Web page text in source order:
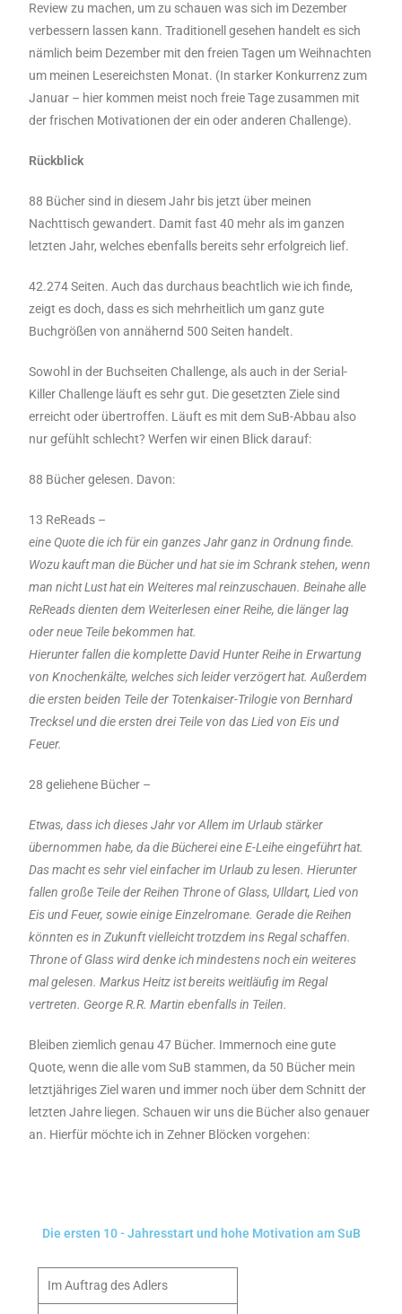
Review zu machen, um zu schauen was sich im Dezember
verbessern lassen kann. Traditionell gesehen handelt es sich
nämlich beim Dezember mit den freien Tagen um Weihnachten
um meinen Lesereichsten Monat. (In starker Konkurrenz zum
Januar – hier kommen meist noch freie Tage zusammen mit
der frischen Motivationen der ein oder anderen Challenge).
Rückblick
88 Bücher sind in diesem Jahr bis jetzt über meinen
Nachttisch gewandert. Damit fast 40 mehr als im ganzen
letzten Jahr, welches ebenfalls bereits sehr erfolgreich lief.
42.274 Seiten. Auch das durchaus beachtlich wie ich finde,
zeigt es doch, dass es sich mehrheitlich um ganz gute
Buchgrößen von annähernd 500 Seiten handelt.
Sowohl in der Buchseiten Challenge, als auch in der Serial-
Killer Challenge läuft es sehr gut. Die gesetzten Ziele sind
erreicht oder übertroffen. Läuft es mit dem SuB-Abbau also
nur gefühlt schlecht? Werfen wir einen Blick darauf:
88 Bücher gelesen. Davon:
13 ReReads –
eine Quote die ich für ein ganzes Jahr ganz in Ordnung finde.
Wozu kauft man die Bücher und hat sie im Schrank stehen, wenn
man nicht Lust hat ein Weiteres mal reinzuschauen. Beinahe alle
ReReads dienten dem Weiterlesen einer Reihe, die länger lag
oder neue Teile bekommen hat.
Hierunter fallen die komplette David Hunter Reihe in Erwartung
von Knochenkälte, welches sich leider verzögert hat. Außerdem
die ersten beiden Teile der Totenkaiser-Trilogie von Bernhard
Trecksel und die ersten drei Teile von das Lied von Eis und
Feuer.
28 geliehene Bücher –
Etwas, dass ich dieses Jahr vor Allem im Urlaub stärker
übernommen habe, da die Bücherei eine E-Leihe eingeführt hat.
Das macht es sehr viel einfacher im Urlaub zu lesen. Hierunter
fallen große Teile der Reihen Throne of Glass, Ulldart, Lied von
Eis und Feuer, sowie einige Einzelromane. Gerade die Reihen
könnten es in Zukunft vielleicht trotzdem ins Regal schaffen.
Throne of Glass wird denke ich mindestens noch ein weiteres
mal gelesen. Markus Heitz ist bereits weitläufig im Regal
vertreten. George R.R. Martin ebenfalls in Teilen.
Bleiben ziemlich genau 47 Bücher. Immernoch eine gute
Quote, wenn die alle vom SuB stammen, da 50 Bücher mein
letztjähriges Ziel waren und immer noch über dem Schnitt der
letzten Jahre liegen. Schauen wir uns die Bücher also genauer
an. Hierfür möchte ich in Zehner Blöcken vorgehen:
Die ersten 10 - Jahresstart und hohe Motivation am SuB
Im Auftrag des Adlers